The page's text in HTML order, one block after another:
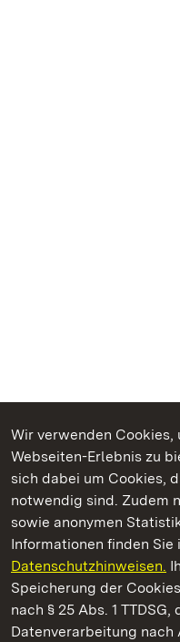
Wir verwenden Cookies,
Webseiten-Erlebnis zu
sich dabei um Cookies,
notwendig sind. Zudem
sowie anonymen
Informationen finden Sie
Datenschutzhinweisen.
Speicherung der
nach § 25 Abs. 1
Datenverarbeitung nach
Kommen. Staunen.
Staatliche Schlösser und
Staatliche Schlösser